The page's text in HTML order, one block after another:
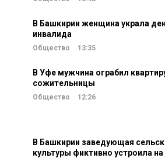
В Башкирии женщина украла
инвалида
Общество 13:35
В Уфе мужчина ограбил
сожительницы
Общество 12:26
В Башкирии заведующая
культуры фиктивно устроила на